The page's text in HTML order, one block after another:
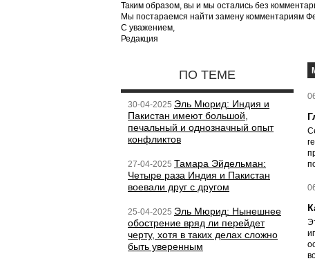
Таким образом, вы и мы остались без
Мы постараемся найти замену комментариям
С уважением,
Редакция
ПО ТЕМЕ
30-04-2025 Эль Мюрид: Индия и
Пакистан имеют большой,
печальный и однозначный опыт
конфликтов
27-04-2025 Тамара Эйдельман:
Четыре раза Индия и Пакистан
воевали друг с другом
25-04-2025 Эль Мюрид: Нынешнее
обострение вряд ли перейдет
черту, хотя в таких делах сложно
быть уверенным